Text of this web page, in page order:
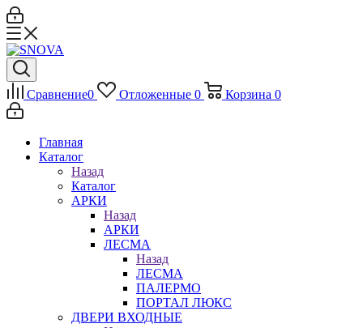
Сравнение0 Отложенные 0 Корзина 0
Главная
Каталог
Назад
Каталог
АРКИ
Назад
АРКИ
ЛЕСМА
Назад
ЛЕСМА
ПАЛЕРМО
ПОРТАЛ ЛЮКС
ДВЕРИ ВХОДНЫЕ